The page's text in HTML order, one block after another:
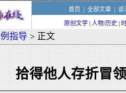
首页 全部文章| 谈
原创文学 人物/历史
指导 > 正文
拾得他人存折冒